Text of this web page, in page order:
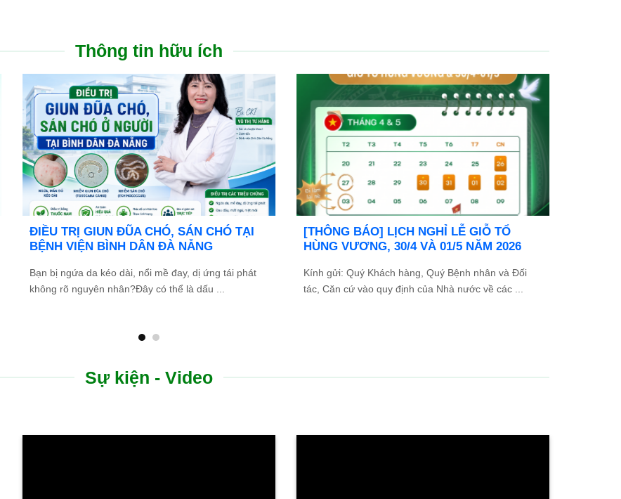
Thông tin hữu ích
Bệnh viện Bình Dân Đà Nẵng thông báo
tuyển dụng
Bệnh viện Bình Dân Đà Nẵng đang tìm kiếm những
ứng viên tài năng, nhiệt huyết để gia nhập đội ngũ ...
Danh sách người thực hành khám bệnh,
chữa bệnh
...
Sự kiện - Video